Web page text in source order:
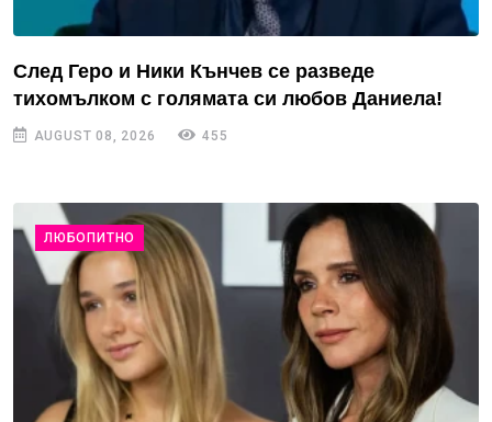
След Геро и Ники Кънчев се разведе
тихомълком с голямата си любов Даниела!
AUGUST 08, 2026 455
ЛЮБОПИТНО